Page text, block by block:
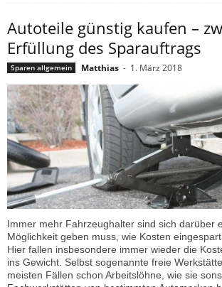
Autoteile günstig kaufen –
Erfüllung des Sparauftrags
Sparen allgemein Matthias - 1. März 2018
Immer mehr Fahrzeughalter sind sich darüber
Möglichkeit geben muss, wie Kosten
Hier fallen insbesondere immer wieder die
ins Gewicht. Selbst sogenannte freie
meisten Fällen schon Arbeitslöhne, wie sie